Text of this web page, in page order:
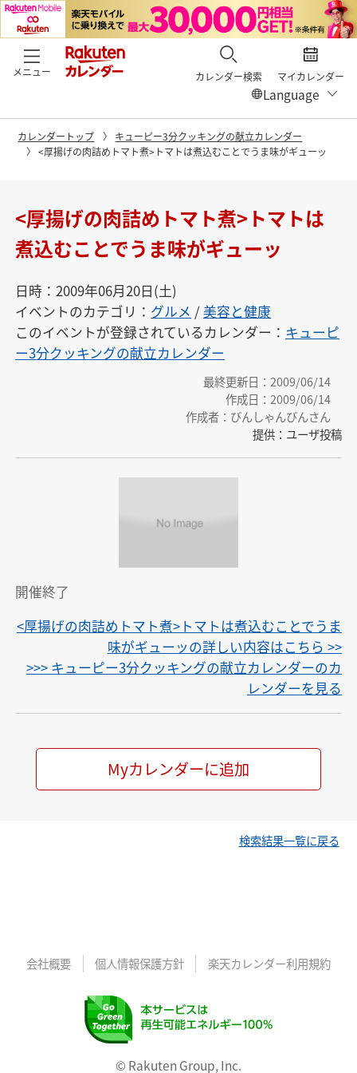
メニュー カレンダー検索 マイカレンダー
カレンダートップ
キューピー3分クッキングの献立カレンダー
<厚揚げの肉詰めトマト煮>トマトは煮込むことでうま味がギューッ
<厚揚げの肉詰めトマト煮>トマトは
煮込むことでうま味がギューッ
日時：2009年06月20日(土)
イベントのカテゴリ： グルメ /美容と健康
このイベントが登録されているカレンダー： キューピ
ー3分クッキングの献立カレンダー
最終更新日：2009/06/14
作成日：2009/06/14
作成者：びんしゃんびんさん
提供：ユーザ投稿
開催終了
<厚揚げの肉詰めトマト煮>トマトは煮込むことでうま
味がギューッの詳しい内容はこちら >>
>>> キューピー3分クッキングの献立カレンダーのカ
レンダーを見る
Myカレンダーに追加
検索結果一覧に戻る
会社概要 個人情報保護方針 楽天カレンダー利用規約
© Rakuten Group, Inc.